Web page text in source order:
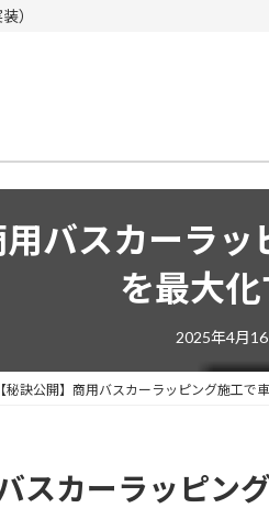
）
用バスカーラ
を最大
2025年4月16
【秘訣公開】商用バスカーラッピング施工
スカーラッピン